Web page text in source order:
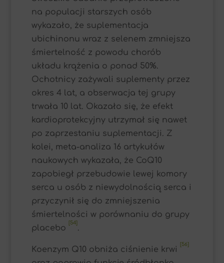
na populacji starszych osób
wykazało, że suplementacja
ubichinonu wraz z selenem zmniejsza
śmiertelność z powodu chorób
układu krążenia o ponad 50%.
Ochotnicy zażywali suplementy przez
okres 4 lat, a obserwacja tej grupy
trwała 10 lat. Okazało się, że efekt
kardioprotekcyjny utrzymał się nawet
po zaprzestaniu suplementacji. Z
kolei, meta-analiza 16 artykułów
naukowych wykazała, że CoQ10
zapobiegł przebudowie lewej komory
serca u osób z niewydolnością serca i
przyczynił się do zmniejszenia
śmiertelności w porównaniu do grupy
placebo
[54]
.
Koenzym Q10 obniża ciśnienie krwi
[56]